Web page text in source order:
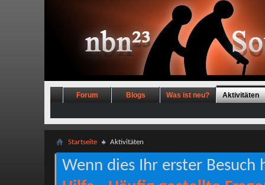
Forum Blogs Was ist neu? Aktivitäten
Startseite Aktivitäten
Wenn dies Ihr erster Besuch